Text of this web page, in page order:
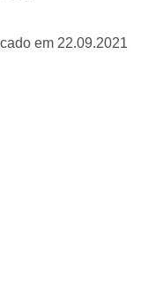
em 22.09.2021